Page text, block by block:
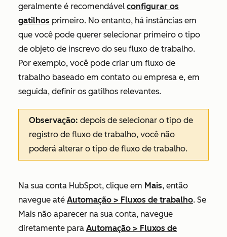
geralmente é recomendável configurar os
gatilhos primeiro. No entanto, há instâncias em
que você pode querer selecionar primeiro o tipo
de objeto de inscrevo do seu fluxo de trabalho.
Por exemplo, você pode criar um fluxo de
trabalho baseado em contato ou empresa e, em
seguida, definir os gatilhos relevantes.
Observação: depois de selecionar o tipo de
registro de fluxo de trabalho, você não
poderá alterar o tipo de fluxo de trabalho.
Na sua conta HubSpot, clique em Mais, então
navegue até Automação > Fluxos de trabalho. Se
Mais não aparecer na sua conta, navegue
diretamente para Automação > Fluxos de